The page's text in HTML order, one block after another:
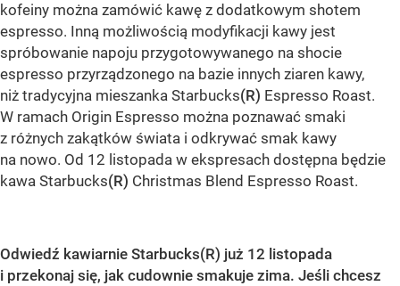
kofeiny można zamówić kawę z dodatkowym shotem
espresso. Inną możliwością modyfikacji kawy jest
spróbowanie napoju przygotowywanego na shocie
espresso przyrządzonego na bazie innych ziaren kawy,
niż tradycyjna mieszanka Starbucks(R) Espresso Roast.
W ramach Origin Espresso można poznawać smaki
z różnych zakątków świata i odkrywać smak kawy
na nowo. Od 12 listopada w ekspresach dostępna będzie
kawa Starbucks(R) Christmas Blend Espresso Roast.
Odwiedź kawiarnie Starbucks(R) już 12 listopada
i przekonaj się, jak cudownie smakuje zima. Jeśli chcesz